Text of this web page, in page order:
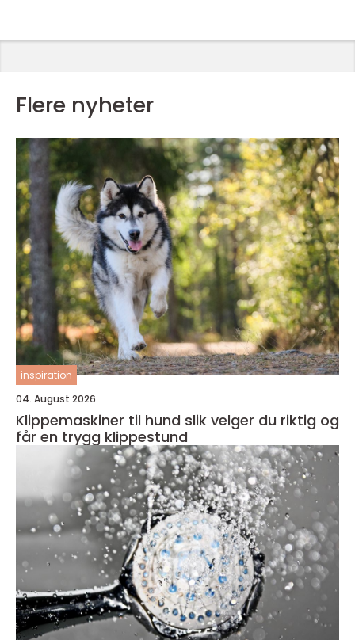
Flere nyheter
inspiration
04. August 2026
Klippemaskiner til hund slik velger du riktig og
får en trygg klippestund